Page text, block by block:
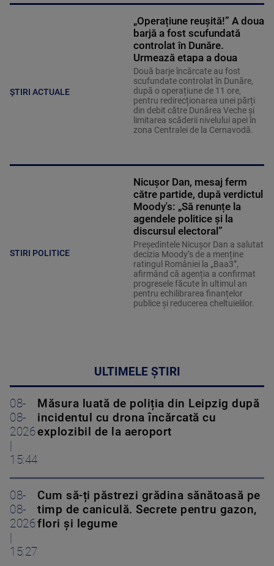
ȘTIRI ACTUALE
„Operațiune reușită!” A doua
barjă a fost scufundată
controlat în Dunăre.
Urmează etapa a doua
Două barje încărcate au fost
scufundate controlat în Dunăre,
după o operațiune de 11 ore,
pentru redirecționarea unei părți
din debit către Dunărea Veche și
limitarea scăderii nivelului apei în
zona Centralei de la Cernavodă.
STIRI POLITICE
Nicușor Dan, mesaj ferm
către partide, după verdictul
Moody's: „Să renunțe la
agendele politice şi la
discursul electoral”
Președintele Nicușor Dan a salutat
decizia Moody’s de a menține
ratingul României la „Baa3”,
afirmând că agenția a confirmat
progresele făcute în ultimul an
pentru echilibrarea finanțelor
publice și reducerea cheltuielilor.
ULTIMELE ȘTIRI
08-
08-
2026
15:44
Măsura luată de poliția din Leipzig după
incidentul cu drona încărcată cu
explozibil de la aeroport
08-
08-
2026
15:27
Cum să-ți păstrezi grădina sănătoasă pe
timp de caniculă. Secrete pentru gazon,
flori și legume